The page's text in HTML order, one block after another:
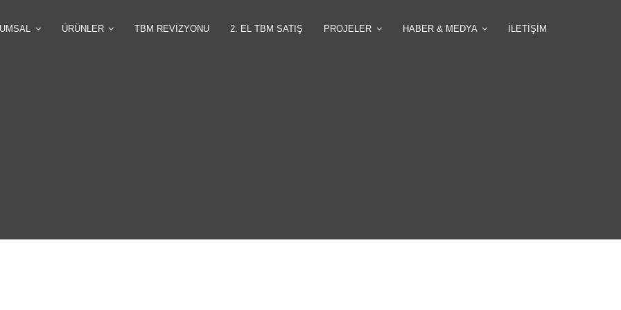
ÜRÜNLER TBM REVIZYONU 2. EL TBM SATIŞ PROJELER HABER & MEDYA ILETIŞIM